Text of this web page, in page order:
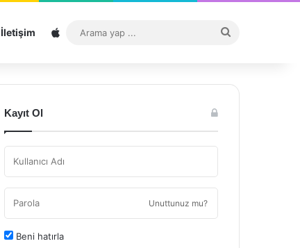
İletişim Sitemap
...
Kayıt Ol
Unuttunuz mu?
Beni hatırla